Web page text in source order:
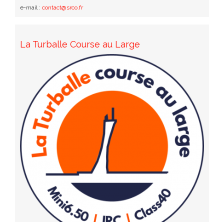
e-mail : contact@srco.fr
La Turballe Course au Large